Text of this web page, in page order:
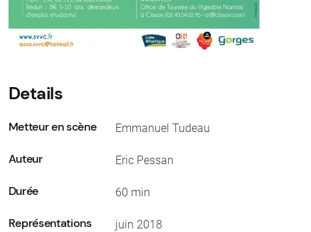
Details
Metteur en scène Emmanuel Tudeau
Auteur Eric Pessan
Durée 60 min
Représentations juin 2018